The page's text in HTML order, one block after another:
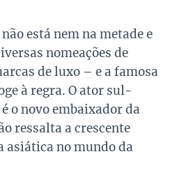
está nem na metade e
nomeações de
de luxo – e a famosa
à regra. O ator sul-
o novo embaixador da
ressalta a crescente
no mundo da